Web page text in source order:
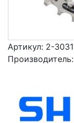
Артикул: 2-3031
Производитель: